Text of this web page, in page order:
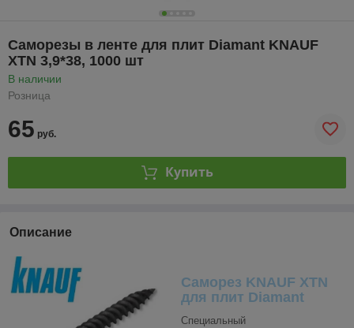
Саморезы в ленте для плит Diamant KNAUF
XTN 3,9*38, 1000 шт
В наличии
Розница
65 руб.
Купить
Описание
Саморез KNAUF XTN
для плит Diamant
Специальный